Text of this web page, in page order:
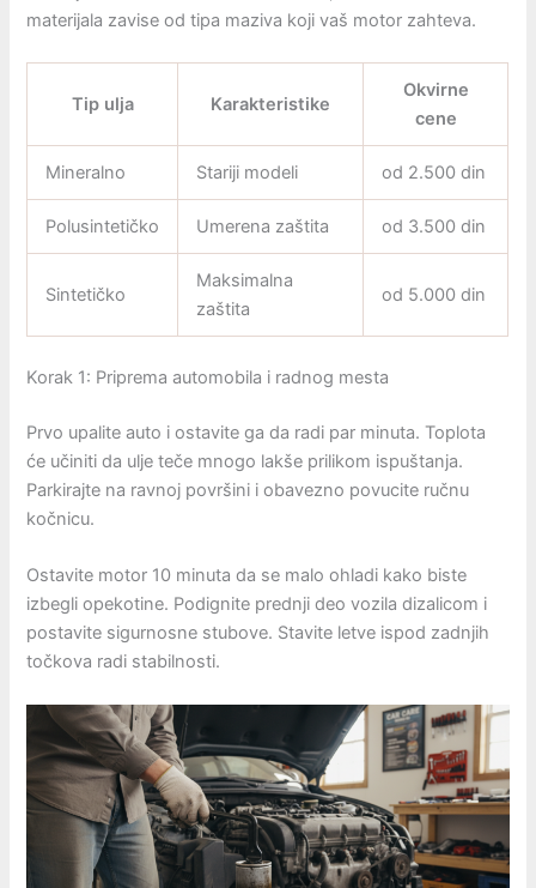
materijala zavise od tipa maziva koji vaš motor zahteva.
Tip ulja Karakteristike
Okvirne
cene
Mineralno Stariji modeli od 2.500 din
Polusintetičko Umerena zaštita od 3.500 din
Sintetičko
Maksimalna
zaštita
od 5.000 din
Korak 1: Priprema automobila i radnog mesta
Prvo upalite auto i ostavite ga da radi par minuta. Toplota
će učiniti da ulje teče mnogo lakše prilikom ispuštanja.
Parkirajte na ravnoj površini i obavezno povucite ručnu
kočnicu.
Ostavite motor 10 minuta da se malo ohladi kako biste
izbegli opekotine. Podignite prednji deo vozila dizalicom i
postavite sigurnosne stubove. Stavite letve ispod zadnjih
točkova radi stabilnosti.